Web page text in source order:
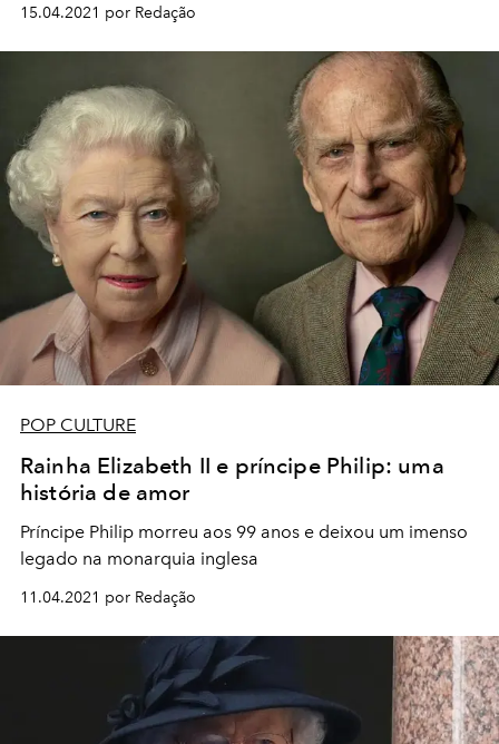
15.04.2021 por Redação
POP CULTURE
Rainha Elizabeth II e príncipe Philip: uma
história de amor
Príncipe Philip morreu aos 99 anos e deixou um imenso
legado na monarquia inglesa
11.04.2021 por Redação